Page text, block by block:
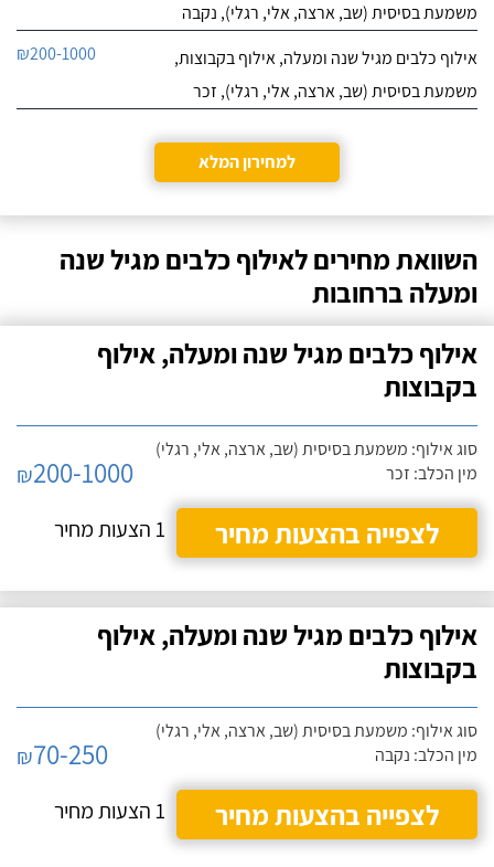
משמעת בסיסית (שב, ארצה, אלי, רגלי), נקבה
אילוף כלבים מגיל שנה ומעלה, אילוף בקבוצות,
משמעת בסיסית (שב, ארצה, אלי, רגלי), זכר
₪200-1000
למחירון המלא
השוואת מחירים לאילוף כלבים מגיל שנה
ומעלה ברחובות
אילוף כלבים מגיל שנה ומעלה, אילוף
בקבוצות
סוג אילוף: משמעת בסיסית (שב, ארצה, אלי, רגלי)
מין הכלב: זכר
₪200-1000
לצפייה בהצעות מחיר
1 הצעות מחיר
אילוף כלבים מגיל שנה ומעלה, אילוף
בקבוצות
סוג אילוף: משמעת בסיסית (שב, ארצה, אלי, רגלי)
מין הכלב: נקבה
₪70-250
לצפייה בהצעות מחיר
1 הצעות מחיר